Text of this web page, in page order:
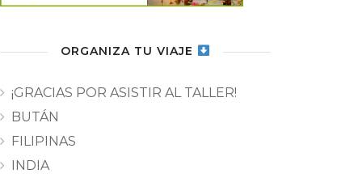
ORGANIZA TU VIAJE
¡GRACIAS POR ASISTIR AL TALLER!
BUTÁN
FILIPINAS
INDIA